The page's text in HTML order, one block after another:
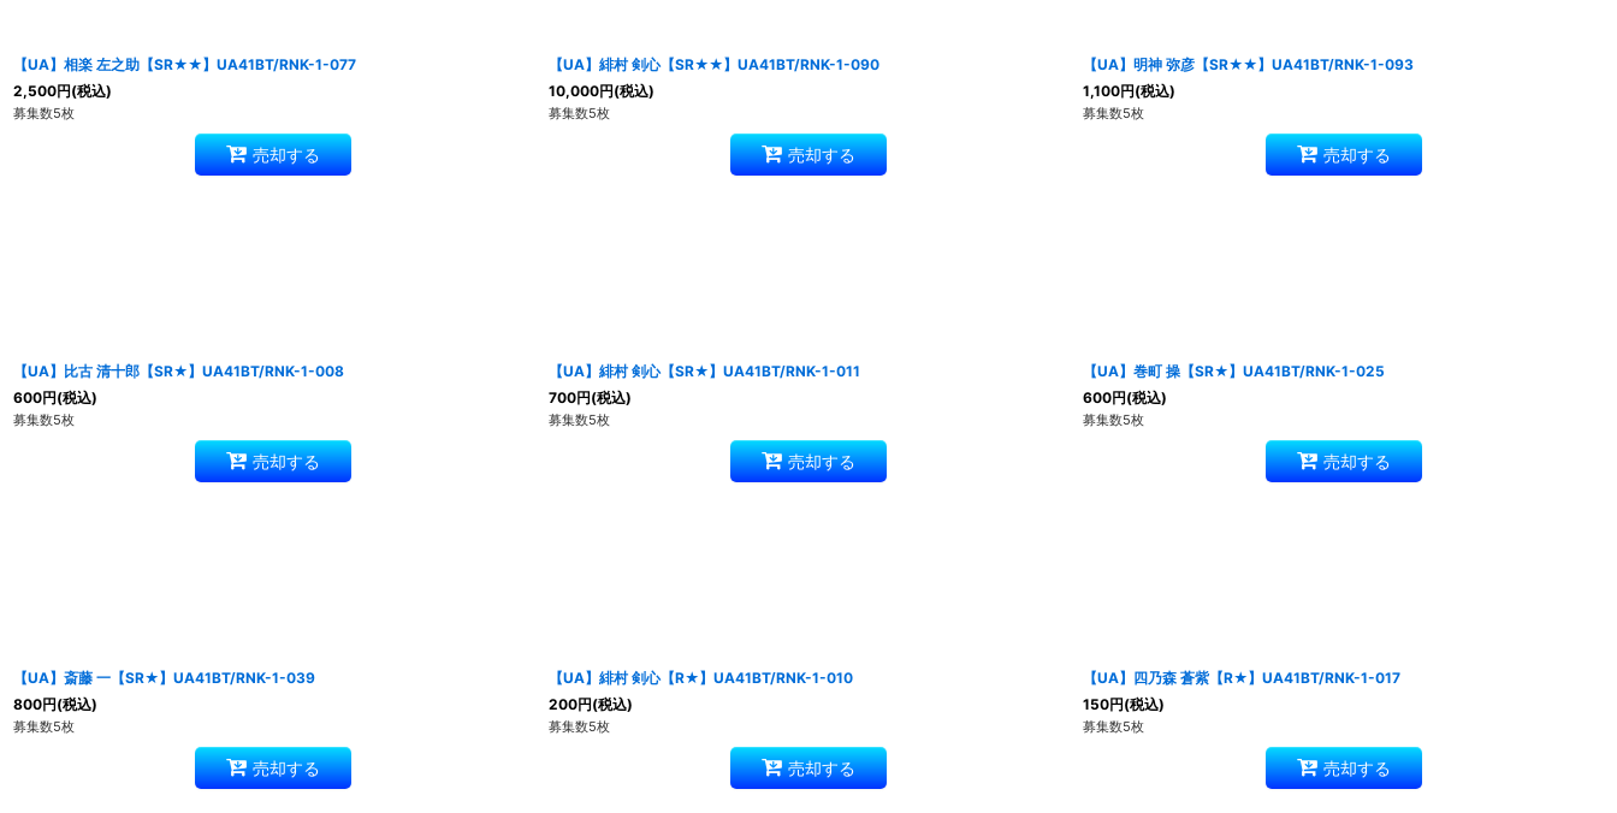
【UA】相楽 左之助【SR★★】UA41BT/RNK-1-077
2,500円(税込)
募集数5枚
売却する
【UA】緋村 剣心【SR★★】UA41BT/RNK-1-090
10,000円(税込)
募集数5枚
売却する
【UA】明神 弥彦【SR★★】UA41BT/RNK-1-093
1,100円(税込)
募集数5枚
売却する
【UA】比古 清十郎【SR★】UA41BT/RNK-1-008
600円(税込)
募集数5枚
売却する
【UA】緋村 剣心【SR★】UA41BT/RNK-1-011
700円(税込)
募集数5枚
売却する
【UA】巻町 操【SR★】UA41BT/RNK-1-025
600円(税込)
募集数5枚
売却する
【UA】斎藤 一【SR★】UA41BT/RNK-1-039
800円(税込)
募集数5枚
売却する
【UA】緋村 剣心【R★】UA41BT/RNK-1-010
200円(税込)
募集数5枚
売却する
【UA】四乃森 蒼紫【R★】UA41BT/RNK-1-017
150円(税込)
募集数5枚
売却する